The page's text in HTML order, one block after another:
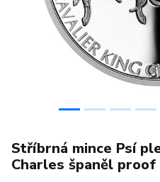
Stříbrná mince Psí
Charles španěl proof